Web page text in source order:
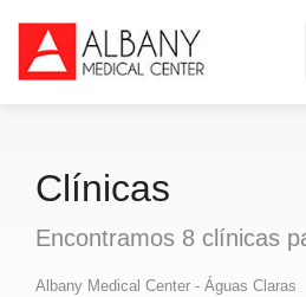
Clínicas
Encontramos 8 clínicas
Albany Medical Center - Águas Claras